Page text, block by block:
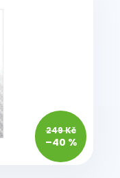
249 Kč
–40 %